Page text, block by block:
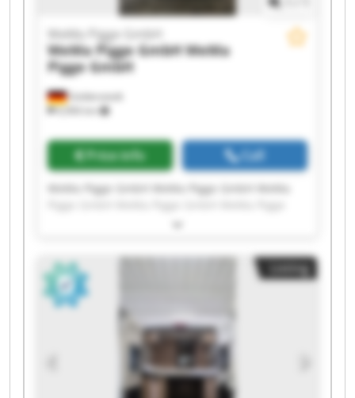
Goldenstedt
6,906 km
WeMa Pigge GmbH
WeMa Pigge GmbHWeMa
Pigge GmbH
Price info Call
WeMa Pigge GmbH WeMa Pigge GmbH WeMa
GmbH WeMa Pigge GmbH WeMa Pigge GmbH
Pigge GmbH WeMa Pigge GmbH WeMa Pigge
GmbH WeMa Pigge GmbH WeMa Pigge GmbH
WeMa Pigge GmbH WeMa Pigge GmbH WeMa
Pigge GmbH WeMa Pigge GmbH WeMa Pigge
GmbH WeMa Pigge GmbH
Listing